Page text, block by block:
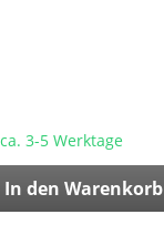
3-5 Werktage
In den Warenkorb